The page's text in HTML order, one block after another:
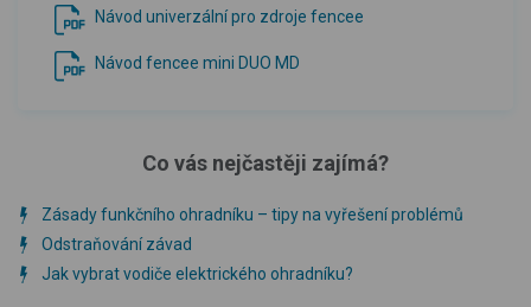
Návod univerzální pro zdroje fencee
Návod fencee mini DUO MD
Co vás nejčastěji zajímá?
Zásady funkčního ohradníku – tipy na vyřešení problémů
Odstraňování závad
Jak vybrat vodiče elektrického ohradníku?